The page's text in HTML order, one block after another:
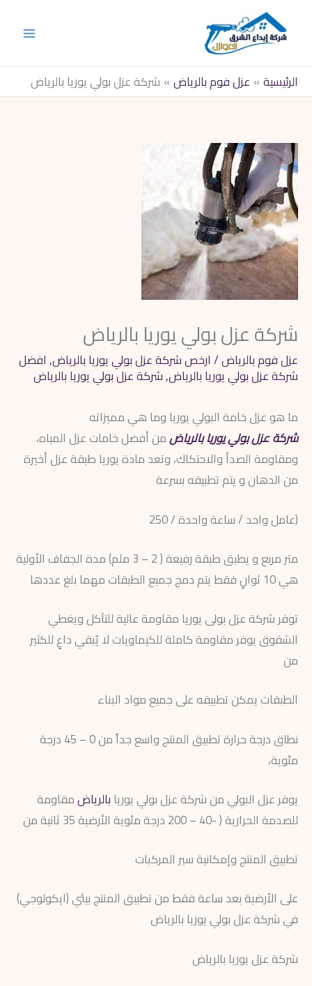
الرئيسية
عزل فوم بالرياض شركة عزل بولي يوريا بالرياض
شركة عزل بولي يوريا بالرياض
عزل فوم بالرياض/ ارخص شركة عزل بولي يوريا بالرياض, افضل
شركة عزل بولي يوريا بالرياض,شركة عزل بولي يوريا بالرياض
ما هو عزل خامة البولي يوريا وما هي مميزاته
شركة عزل بولي يوريا بالرياضمن أفضل خامات عزل المياه،
ومقاومة الصدأ والاحتكاك، وتعد مادة يوريا طبقة عزل أخيرة
من الدهان و يتم تطبيقه بسرعة
(عامل واحد / ساعة واحدة / 250
متر مربع و يطبق طبقة رفيعة ( 2 – 3 ملم) مدة الجفاف الأولية
هي 10 ثوانٍ فقط يتم دمج جميع الطبقات مهما بلغ عددها
توفر شركة عزل بولى يوريا مقاومة عالية للتآكل ويغطي
الشقوق يوفر مقاومة كاملة للكيماويات لا يُبقي داعٍ للكثير
من
الطبقات يمكن تطبيقه على جميع مواد البناء
نطاق درجة حرارة تطبيق المنتج واسع جداً من 0 – 45 درجة
مئوية،
يوفر عزل البولي من شركة عزل بولي يوريا بالرياضمقاومة
للصدمة الحرارية ( -40 – 200 درجة مئوية الأرضية 35 ثانية من
تطبيق المنتج وإمكانية سير المركبات
على الأرضية بعد ساعة فقط من تطبيق المنتج بيئي (ايكولوجي)
في شركة عزل بولي يوريا بالرياض
شركة عزل يوريا بالرياض